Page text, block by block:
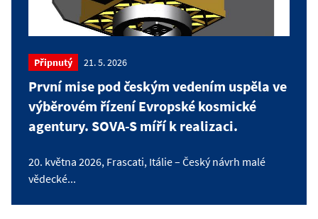
Připnutý 21. 5. 2026
První mise pod českým vedením uspěla ve
výběrovém řízení Evropské kosmické
agentury. SOVA-S míří k realizaci.
20. května 2026, Frascati, Itálie – Český návrh malé
vědecké...